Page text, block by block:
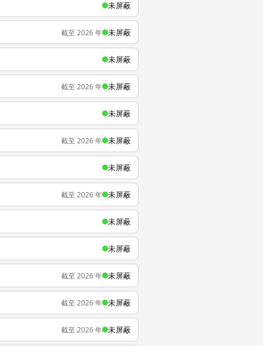
未屏蔽
截至 2026 年 未屏蔽
未屏蔽
截至 2026 年 未屏蔽
未屏蔽
截至 2026 年 未屏蔽
未屏蔽
截至 2026 年 未屏蔽
未屏蔽
未屏蔽
截至 2026 年 未屏蔽
截至 2026 年 未屏蔽
截至 2026 年 未屏蔽